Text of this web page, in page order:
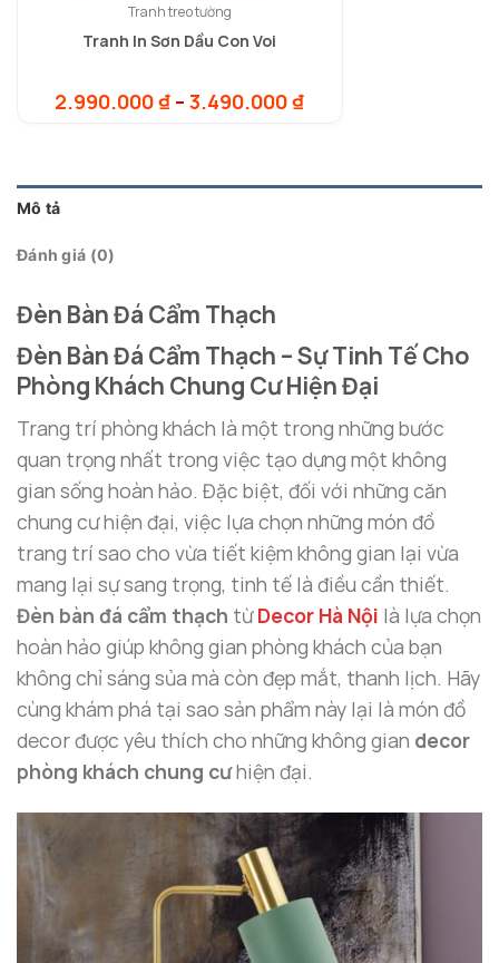
Tranh treo tường
Tranh In Sơn Dầu Con Voi
2.990.000₫ – 3.490.000₫Khoảng
3.490.000 ₫
Mô tả
Đánh giá (0)
Đèn Bàn Đá Cẩm Thạch
Đèn Bàn Đá Cẩm Thạch – Sự Tinh Tế Cho
Phòng Khách Chung Cư Hiện Đại
Trang trí phòng khách là một trong những bước
quan trọng nhất trong việc tạo dựng một không
gian sống hoàn hảo. Đặc biệt, đối với những căn
chung cư hiện đại, việc lựa chọn những món đồ
trang trí sao cho vừa tiết kiệm không gian lại vừa
mang lại sự sang trọng, tinh tế là điều cần thiết.
Đèn bàn đá cẩm thạch từDecor Hà Nội là lựa chọn
hoàn hảo giúp không gian phòng khách của bạn
không chỉ sáng sủa mà còn đẹp mắt, thanh lịch. Hãy
cùng khám phá tại sao sản phẩm này lại là món đồ
decor được yêu thích cho những không gian decor
phòng khách chung cưhiện đại.